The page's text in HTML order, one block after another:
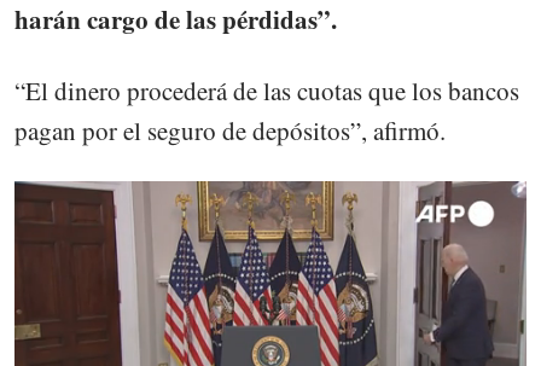
harán cargo de las pérdidas”.
“El dinero procederá de las cuotas que los bancos
pagan por el seguro de depósitos”, afirmó.